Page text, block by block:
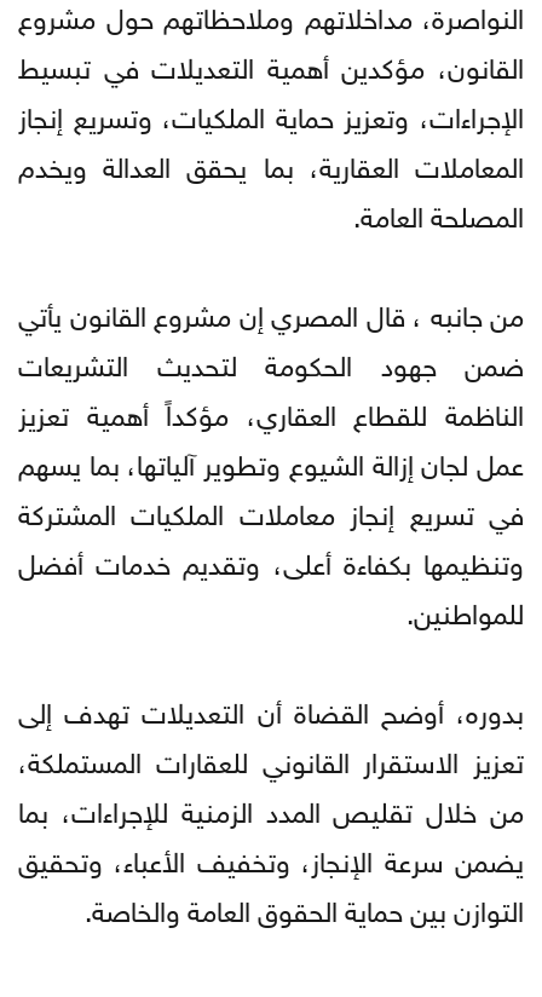
النواصرة، مداخلاتهم وملاحظاتهم حول مشروع
القانون، مؤكدين أهمية التعديلات في تبسيط
الإجراءات، وتعزيز حماية الملكيات، وتسريع إنجاز
المعاملات العقارية، بما يحقق العدالة ويخدم
المصلحة العامة.
من جانبه ، قال المصري إن مشروع القانون يأتي
ضمن جهود الحكومة لتحديث التشريعات
الناظمة للقطاع العقاري، مؤكداً أهمية تعزيز
عمل لجان إزالة الشيوع وتطوير آلياتها، بما يسهم
في تسريع إنجاز معاملات الملكيات المشتركة
وتنظيمها بكفاءة أعلى، وتقديم خدمات أفضل
للمواطنين.
بدوره، أوضح القضاة أن التعديلات تهدف إلى
تعزيز الاستقرار القانوني للعقارات المستملكة،
من خلال تقليص المدد الزمنية للإجراءات، بما
يضمن سرعة الإنجاز، وتخفيف الأعباء، وتحقيق
التوازن بين حماية الحقوق العامة والخاصة.